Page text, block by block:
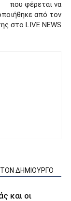
που φέρεται να
από τον
στο LIVE NEWS
ΔΗΜΙΟΥΡΓΟ
και οι